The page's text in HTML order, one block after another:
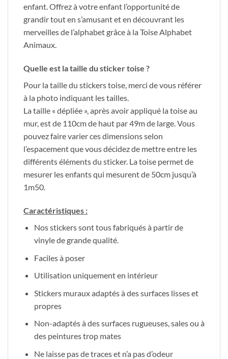
enfant. Offrez à votre enfant l’opportunité de
grandir tout en s’amusant et en découvrant les
merveilles de l’alphabet grâce à la Toise Alphabet
Animaux.
Quelle est la taille du sticker toise ?
Pour la taille du stickers toise, merci de vous référer
à la photo indiquant les tailles.
La taille « dépliée », après avoir appliqué la toise au
mur, est de 110cm de haut par 49m de large. Vous
pouvez faire varier ces dimensions selon
l’espacement que vous décidez de mettre entre les
différents éléments du sticker. La toise permet de
mesurer les enfants qui mesurent de 50cm jusqu’à
1m50.
Caractéristiques :
Nos stickers sont tous fabriqués à partir de
vinyle de grande qualité.
Faciles à poser
Utilisation uniquement en intérieur
Stickers muraux adaptés à des surfaces lisses et
propres
Non-adaptés à des surfaces rugueuses, sales ou à
des peintures trop mates
Ne laisse pas de traces et n’a pas d’odeur